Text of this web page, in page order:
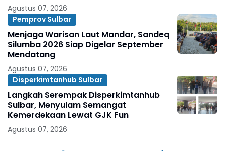
Agustus 07, 2026
Pemprov Sulbar
Menjaga Warisan Laut Mandar, Sandeq
Silumba 2026 Siap Digelar September
Mendatang
Agustus 07, 2026
Disperkimtanhub Sulbar
Langkah Serempak Disperkimtanhub
Sulbar, Menyulam Semangat
Kemerdekaan Lewat GJK Fun
Agustus 07, 2026